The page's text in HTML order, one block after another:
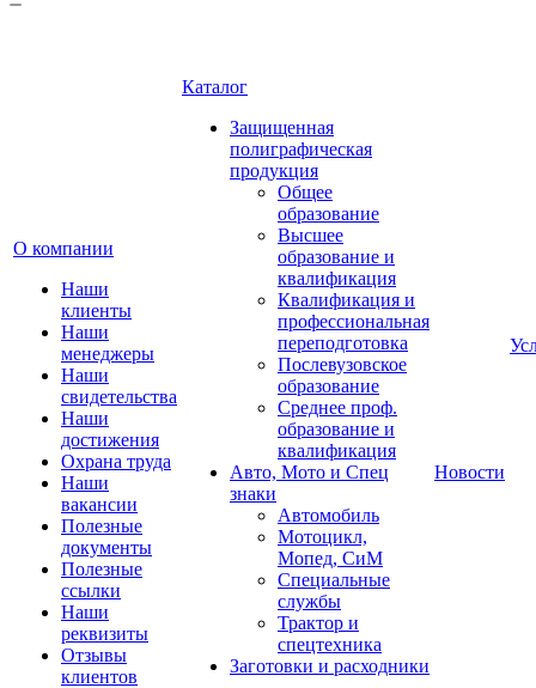
О компании
Наши
клиенты
Наши
менеджеры
Наши
свидетельства
Наши
достижения
Охрана труда
Наши
вакансии
Полезные
документы
Полезные
ссылки
Наши
реквизиты
Отзывы
клиентов
Каталог
Защищенная
полиграфическая
продукция
Общее
образование
Высшее
образование и
квалификация
Квалификация и
профессиональная
переподготовка
Послевузовское
образование
Среднее проф.
образование и
квалификация
Авто, Мото и Спец
знаки
Автомобиль
Мотоцикл,
Мопед, СиМ
Специальные
службы
Трактор и
спецтехника
Заготовки и расходники
Новости